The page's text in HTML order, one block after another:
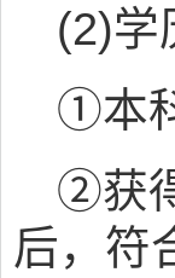
(2)学
①本
②获
后，符